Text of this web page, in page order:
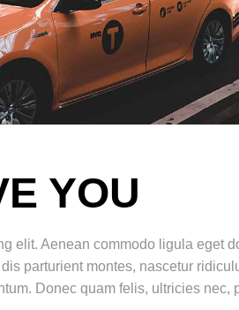
YOU
elit. Aenean commodo ligula eget
parturient montes, nascetur
Donec quam felis, ultricies nec,